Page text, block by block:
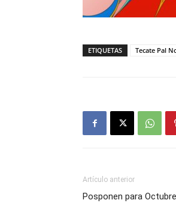
ETIQUETAS Tecate Pal
Artículo anterior
Posponen para